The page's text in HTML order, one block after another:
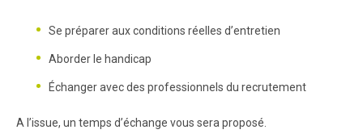
Se préparer aux conditions réelles d’entretien
Aborder le handicap
Échanger avec des professionnels du recrutement
A l’issue, un temps d’échange vous sera proposé.